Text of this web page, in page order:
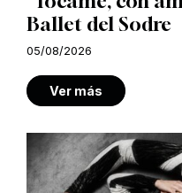
Ballet del Sodre
05/08/2026
Ver más